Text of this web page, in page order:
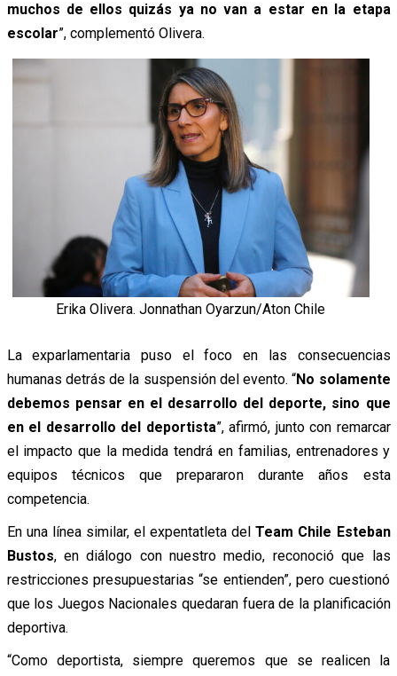
muchos de ellos quizás ya no van a estar en la etapa
escolar”, complementó Olivera.
Erika Olivera. Jonnathan Oyarzun/Aton Chile
La exparlamentaria puso el foco en las consecuencias
humanas detrás de la suspensión del evento. “No solamente
debemos pensar en el desarrollo del deporte, sino que
en el desarrollo del deportista”, afirmó, junto con remarcar
el impacto que la medida tendrá en familias, entrenadores y
equipos técnicos que prepararon durante años esta
competencia.
En una línea similar, el expentatleta delTeam Chile Esteban
Bustos, en diálogo con nuestro medio, reconoció que las
restricciones presupuestarias “se entienden”, pero cuestionó
que los Juegos Nacionales quedaran fuera de la planificación
deportiva.
“Como deportista, siempre queremos que se realicen la